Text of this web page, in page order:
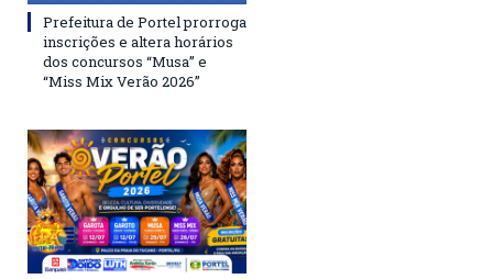
Prefeitura de Portel prorroga
inscrições e altera horários
dos concursos “Musa” e
“Miss Mix Verão 2026”